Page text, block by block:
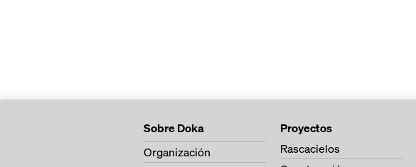
Sobre Doka
Organización
Proyectos
Rascacielos